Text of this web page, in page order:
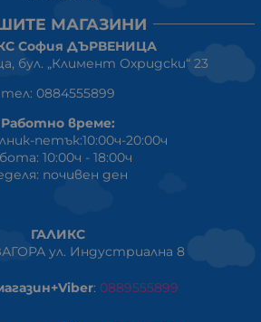
МАГАЗИНИ
София ДЪРВЕНИЦА
бул. „Климент Охридски“ 23
тел: 0884555899
Работно време:
петък:10:00ч-20:00ч
10:00ч - 18:00ч
почивен ден
ГАЛИКС
ул. Индустриална 8
: 0889555899